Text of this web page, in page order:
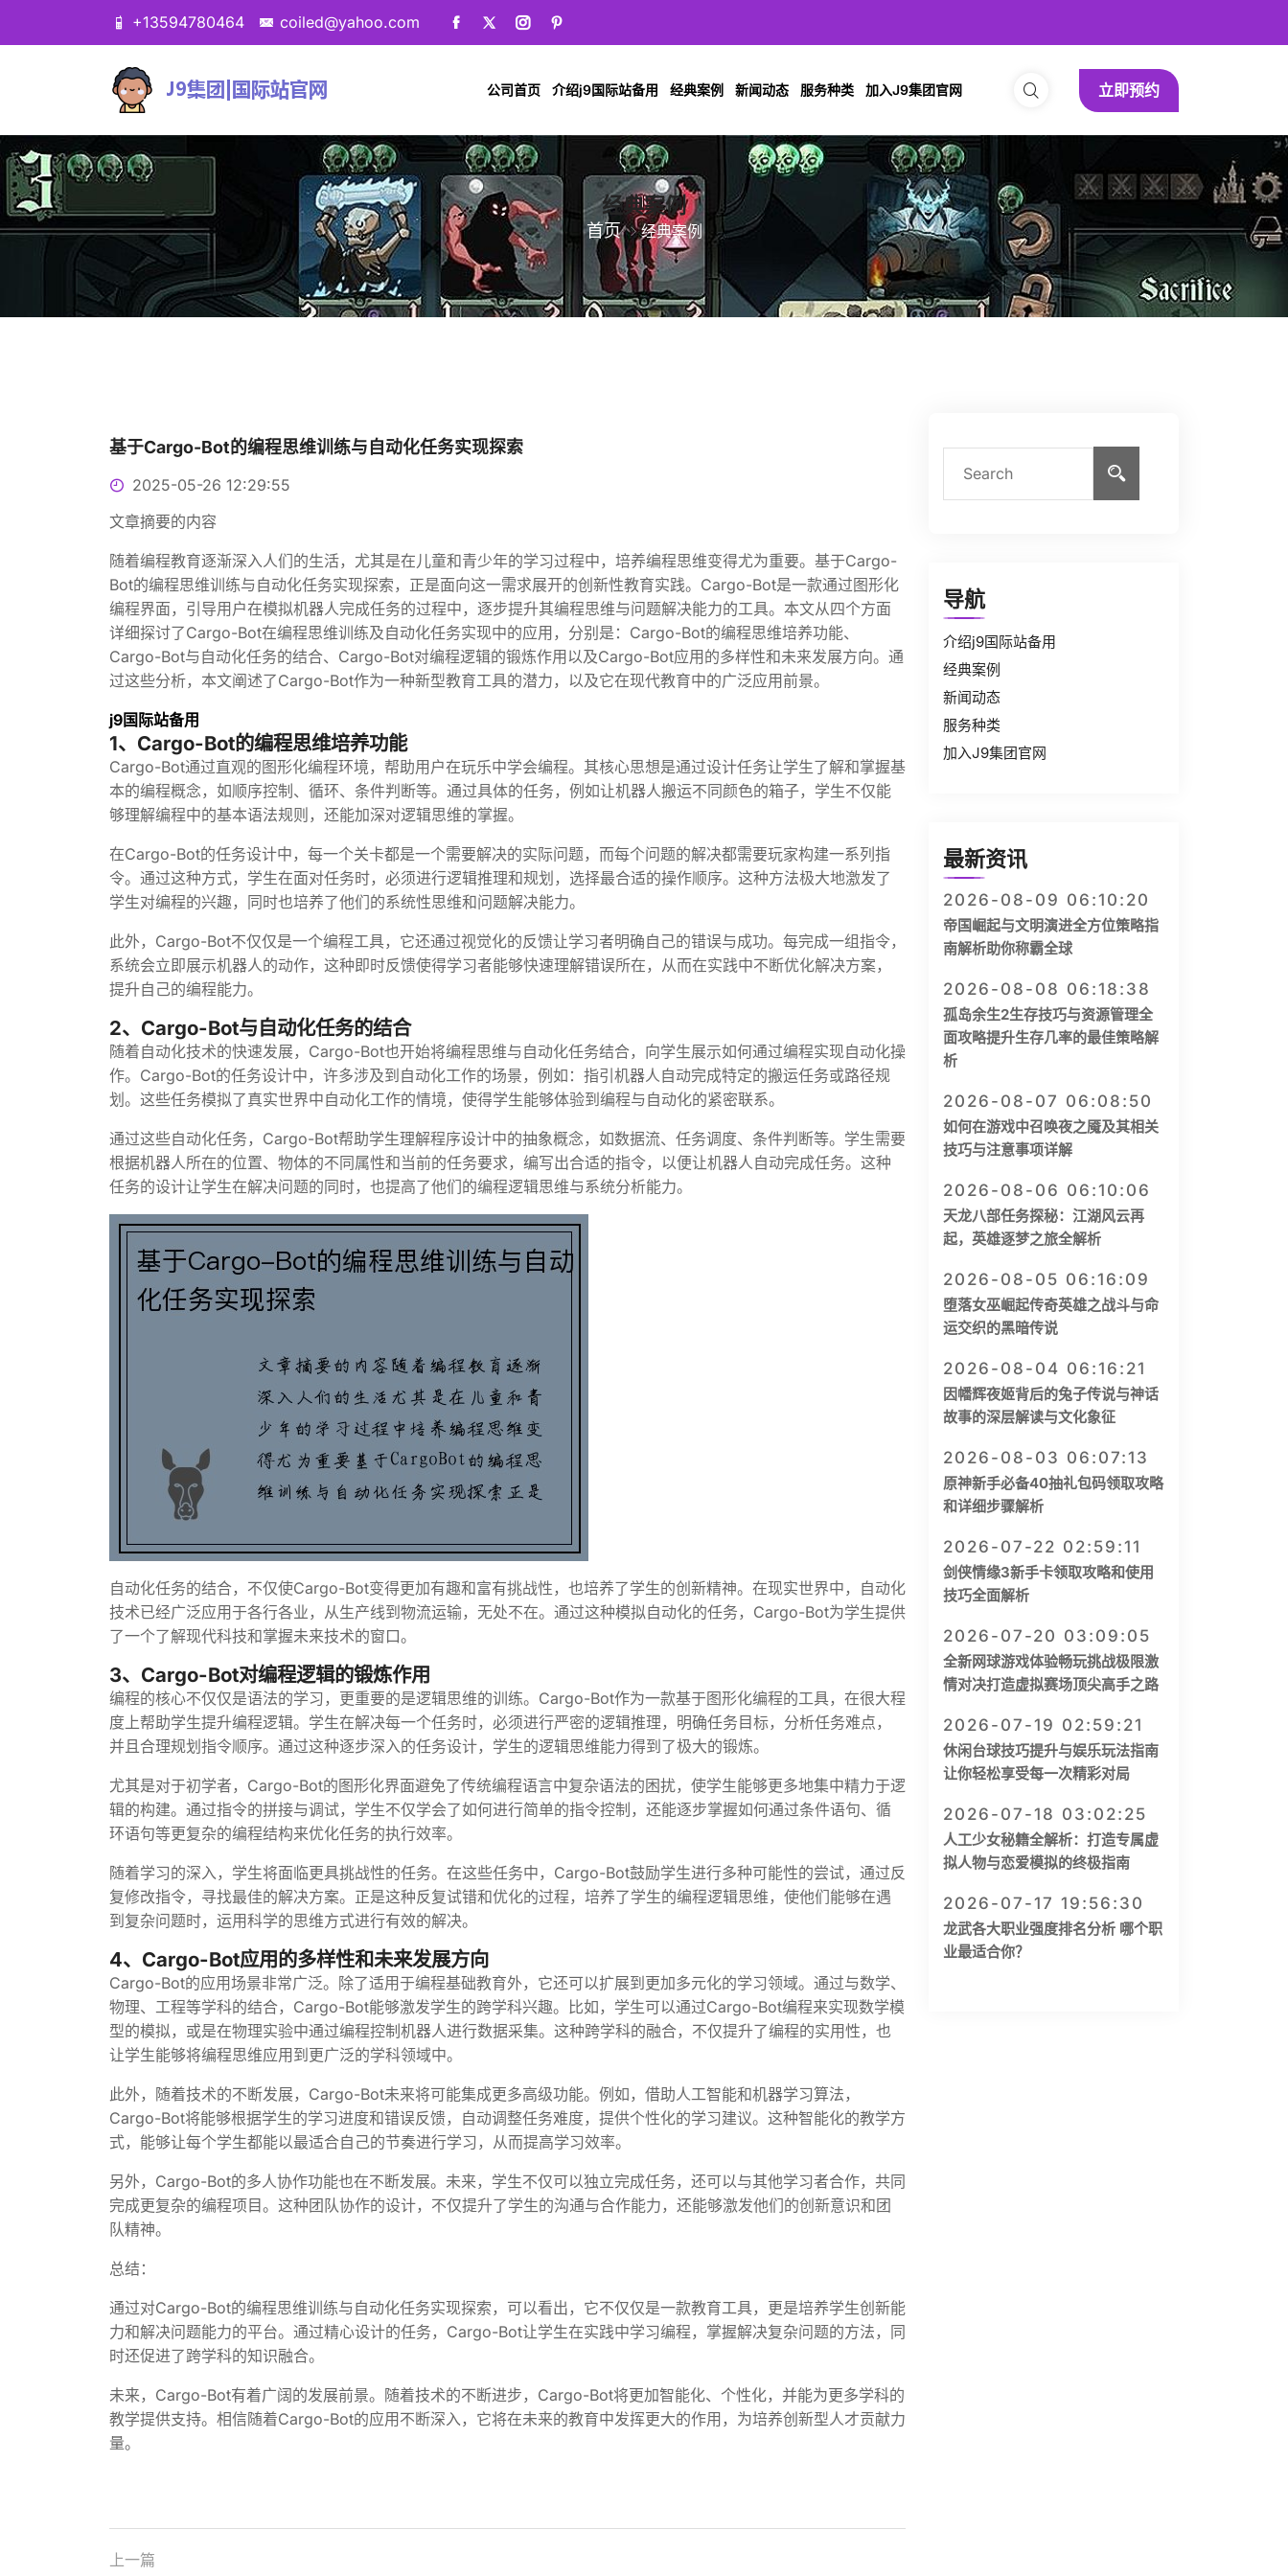
+13594780464 coiled@yahoo.com
公司首页 介绍j9国际站备用 经典案例 新闻动态 服务种类 加入J9集团官网 立即预约
经典案例
首页 经典案例
基于Cargo-Bot的编程思维训练与自动化任务实现探索
2025-05-26 12:29:55
文章摘要的内容
随着编程教育逐渐深入人们的生活，尤其是在儿童和青少年的学习过程中，培养编程思维变得尤为重要。基于Cargo-
Bot的编程思维训练与自动化任务实现探索，正是面向这一需求展开的创新性教育实践。Cargo-Bot是一款通过图形化
编程界面，引导用户在模拟机器人完成任务的过程中，逐步提升其编程思维与问题解决能力的工具。本文从四个方面
详细探讨了Cargo-Bot在编程思维训练及自动化任务实现中的应用，分别是：Cargo-Bot的编程思维培养功能、
Cargo-Bot与自动化任务的结合、Cargo-Bot对编程逻辑的锻炼作用以及Cargo-Bot应用的多样性和未来发展方向。通
过这些分析，本文阐述了Cargo-Bot作为一种新型教育工具的潜力，以及它在现代教育中的广泛应用前景。
j9国际站备用
1、Cargo-Bot的编程思维培养功能
Cargo-Bot通过直观的图形化编程环境，帮助用户在玩乐中学会编程。其核心思想是通过设计任务让学生了解和掌握基
本的编程概念，如顺序控制、循环、条件判断等。通过具体的任务，例如让机器人搬运不同颜色的箱子，学生不仅能
够理解编程中的基本语法规则，还能加深对逻辑思维的掌握。
在Cargo-Bot的任务设计中，每一个关卡都是一个需要解决的实际问题，而每个问题的解决都需要玩家构建一系列指
令。通过这种方式，学生在面对任务时，必须进行逻辑推理和规划，选择最合适的操作顺序。这种方法极大地激发了
学生对编程的兴趣，同时也培养了他们的系统性思维和问题解决能力。
此外，Cargo-Bot不仅仅是一个编程工具，它还通过视觉化的反馈让学习者明确自己的错误与成功。每完成一组指令，
系统会立即展示机器人的动作，这种即时反馈使得学习者能够快速理解错误所在，从而在实践中不断优化解决方案，
提升自己的编程能力。
2、Cargo-Bot与自动化任务的结合
随着自动化技术的快速发展，Cargo-Bot也开始将编程思维与自动化任务结合，向学生展示如何通过编程实现自动化操
作。Cargo-Bot的任务设计中，许多涉及到自动化工作的场景，例如：指引机器人自动完成特定的搬运任务或路径规
划。这些任务模拟了真实世界中自动化工作的情境，使得学生能够体验到编程与自动化的紧密联系。
通过这些自动化任务，Cargo-Bot帮助学生理解程序设计中的抽象概念，如数据流、任务调度、条件判断等。学生需要
根据机器人所在的位置、物体的不同属性和当前的任务要求，编写出合适的指令，以便让机器人自动完成任务。这种
任务的设计让学生在解决问题的同时，也提高了他们的编程逻辑思维与系统分析能力。
自动化任务的结合，不仅使Cargo-Bot变得更加有趣和富有挑战性，也培养了学生的创新精神。在现实世界中，自动化
技术已经广泛应用于各行各业，从生产线到物流运输，无处不在。通过这种模拟自动化的任务，Cargo-Bot为学生提供
了一个了解现代科技和掌握未来技术的窗口。
3、Cargo-Bot对编程逻辑的锻炼作用
编程的核心不仅仅是语法的学习，更重要的是逻辑思维的训练。Cargo-Bot作为一款基于图形化编程的工具，在很大程
度上帮助学生提升编程逻辑。学生在解决每一个任务时，必须进行严密的逻辑推理，明确任务目标，分析任务难点，
并且合理规划指令顺序。通过这种逐步深入的任务设计，学生的逻辑思维能力得到了极大的锻炼。
尤其是对于初学者，Cargo-Bot的图形化界面避免了传统编程语言中复杂语法的困扰，使学生能够更多地集中精力于逻
辑的构建。通过指令的拼接与调试，学生不仅学会了如何进行简单的指令控制，还能逐步掌握如何通过条件语句、循
环语句等更复杂的编程结构来优化任务的执行效率。
随着学习的深入，学生将面临更具挑战性的任务。在这些任务中，Cargo-Bot鼓励学生进行多种可能性的尝试，通过反
复修改指令，寻找最佳的解决方案。正是这种反复试错和优化的过程，培养了学生的编程逻辑思维，使他们能够在遇
到复杂问题时，运用科学的思维方式进行有效的解决。
4、Cargo-Bot应用的多样性和未来发展方向
Cargo-Bot的应用场景非常广泛。除了适用于编程基础教育外，它还可以扩展到更加多元化的学习领域。通过与数学、
物理、工程等学科的结合，Cargo-Bot能够激发学生的跨学科兴趣。比如，学生可以通过Cargo-Bot编程来实现数学模
型的模拟，或是在物理实验中通过编程控制机器人进行数据采集。这种跨学科的融合，不仅提升了编程的实用性，也
让学生能够将编程思维应用到更广泛的学科领域中。
此外，随着技术的不断发展，Cargo-Bot未来将可能集成更多高级功能。例如，借助人工智能和机器学习算法，
Cargo-Bot将能够根据学生的学习进度和错误反馈，自动调整任务难度，提供个性化的学习建议。这种智能化的教学方
式，能够让每个学生都能以最适合自己的节奏进行学习，从而提高学习效率。
另外，Cargo-Bot的多人协作功能也在不断发展。未来，学生不仅可以独立完成任务，还可以与其他学习者合作，共同
完成更复杂的编程项目。这种团队协作的设计，不仅提升了学生的沟通与合作能力，还能够激发他们的创新意识和团
队精神。
总结：
通过对Cargo-Bot的编程思维训练与自动化任务实现探索，可以看出，它不仅仅是一款教育工具，更是培养学生创新能
力和解决问题能力的平台。通过精心设计的任务，Cargo-Bot让学生在实践中学习编程，掌握解决复杂问题的方法，同
时还促进了跨学科的知识融合。
未来，Cargo-Bot有着广阔的发展前景。随着技术的不断进步，Cargo-Bot将更加智能化、个性化，并能为更多学科的
教学提供支持。相信随着Cargo-Bot的应用不断深入，它将在未来的教育中发挥更大的作用，为培养创新型人才贡献力
量。
上一篇
导航
介绍j9国际站备用
经典案例
新闻动态
服务种类
加入J9集团官网
最新资讯
2026-08-09 06:10:20
帝国崛起与文明演进全方位策略指
南解析助你称霸全球
2026-08-08 06:18:38
孤岛余生2生存技巧与资源管理全
面攻略提升生存几率的最佳策略解
析
2026-08-07 06:08:50
如何在游戏中召唤夜之魇及其相关
技巧与注意事项详解
2026-08-06 06:10:06
天龙八部任务探秘：江湖风云再
起，英雄逐梦之旅全解析
2026-08-05 06:16:09
堕落女巫崛起传奇英雄之战斗与命
运交织的黑暗传说
2026-08-04 06:16:21
因幡辉夜姬背后的兔子传说与神话
故事的深层解读与文化象征
2026-08-03 06:07:13
原神新手必备40抽礼包码领取攻略
和详细步骤解析
2026-07-22 02:59:11
剑侠情缘3新手卡领取攻略和使用
技巧全面解析
2026-07-20 03:09:05
全新网球游戏体验畅玩挑战极限激
情对决打造虚拟赛场顶尖高手之路
2026-07-19 02:59:21
休闲台球技巧提升与娱乐玩法指南
让你轻松享受每一次精彩对局
2026-07-18 03:02:25
人工少女秘籍全解析：打造专属虚
拟人物与恋爱模拟的终极指南
2026-07-17 19:56:30
龙武各大职业强度排名分析 哪个职
业最适合你？